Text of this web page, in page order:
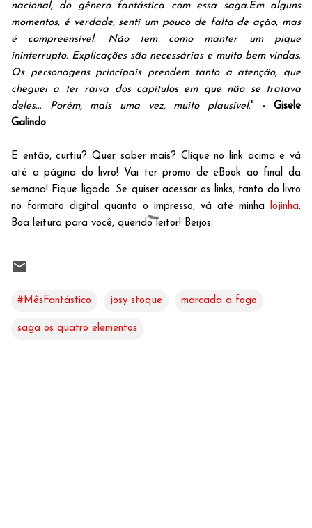
nacional, do gênero fantástica com essa saga.Em alguns
momentos, é verdade, senti um pouco de falta de ação, mas
é compreensível. Não tem como manter um pique
ininterrupto. Explicações são necessárias e muito bem vindas.
Os personagens principais prendem tanto a atenção, que
cheguei a ter raiva dos capítulos em que não se tratava
deles... Porém, mais uma vez, muito plausível."- Gisele
Galindo
E então, curtiu? Quer saber mais? Clique no link acima e vá
até a página do livro! Vai ter promo de eBook ao final da
semana! Fique ligado. Se quiser acessar os links, tanto do livro
no formato digital quanto o impresso, vá até minha lojinha.
Boa leitura para você, querido leitor! Beijos.
#MêsFantástico josy stoque marcada a fogo
saga os quatro elementos